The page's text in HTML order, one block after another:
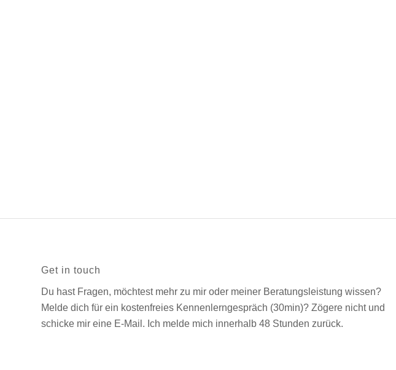
Get in touch
Du hast Fragen, möchtest mehr zu mir oder meiner Beratungsleistung wissen?
Melde dich für ein kostenfreies Kennenlerngespräch (30min)? Zögere nicht und
schicke mir eine E-Mail. Ich melde mich innerhalb 48 Stunden zurück.